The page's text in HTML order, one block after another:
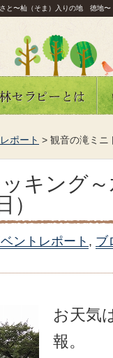
と〜杣（そま）入りの地 徳地〜
ポート > 観音の滝ミニ
キング
ントレポート , ブ
お天気
報。